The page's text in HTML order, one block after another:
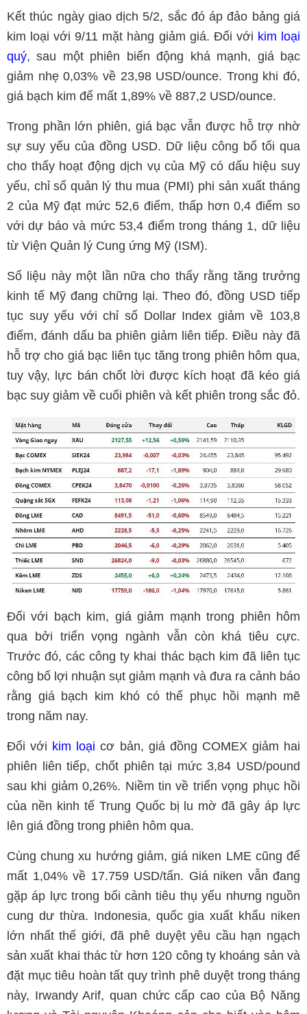
Kết thúc ngày giao dịch 5/2, sắc đó áp đảo bảng giá
kim loại với 9/11 mặt hàng giảm giá. Đối với kim loại
quý, sau một phiên biến động khá mạnh, giá bạc
giảm nhẹ 0,03% về 23,98 USD/ounce. Trong khi đó,
giá bạch kim để mất 1,89% về 887,2 USD/ounce.
Trong phần lớn phiên, giá bạc vẫn được hỗ trợ nhờ
sự suy yếu của đồng USD. Dữ liệu công bố tối qua
cho thấy hoạt động dịch vụ của Mỹ có dấu hiệu suy
yếu, chỉ số quản lý thu mua (PMI) phi sản xuất tháng
2 của Mỹ đạt mức 52,6 điểm, thấp hơn 0,4 điểm so
với dự báo và mức 53,4 điểm trong tháng 1, dữ liệu
từ Viện Quản lý Cung ứng Mỹ (ISM).
Số liệu này một lần nữa cho thấy rằng tăng trưởng
kinh tế Mỹ đang chững lại. Theo đó, đồng USD tiếp
tục suy yếu với chỉ số Dollar Index giảm về 103,8
điểm, đánh dấu ba phiên giảm liên tiếp. Điều này đã
hỗ trợ cho giá bạc liên tục tăng trong phiên hôm qua,
tuy vậy, lực bán chốt lời được kích hoạt đã kéo giá
bạc suy giảm về cuối phiên và kết phiên trong sắc đỏ.
Đối với bạch kim, giá giảm mạnh trong phiên hôm
qua bởi triển vọng ngành vẫn còn khá tiêu cực.
Trước đó, các công ty khai thác bạch kim đã liên tục
công bố lợi nhuận sụt giảm mạnh và đưa ra cảnh báo
rằng giá bạch kim khó có thể phục hồi mạnh mẽ
trong năm nay.
Đối với kim loại cơ bản, giá đồng COMEX giảm hai
phiên liên tiếp, chốt phiên tại mức 3,84 USD/pound
sau khi giảm 0,26%. Niềm tin về triển vọng phục hồi
của nền kinh tế Trung Quốc bị lu mờ đã gây áp lực
lên giá đồng trong phiên hôm qua.
Cùng chung xu hướng giảm, giá niken LME cũng để
mất 1,04% về 17.759 USD/tấn. Giá niken vẫn đang
gặp áp lực trong bối cảnh tiêu thụ yếu nhưng nguồn
cung dư thừa. Indonesia, quốc gia xuất khẩu niken
lớn nhất thế giới, đã phê duyệt yêu cầu hạn ngạch
sản xuất khai thác từ hơn 120 công ty khoáng sản và
đặt mục tiêu hoàn tất quy trình phê duyệt trong tháng
này, Irwandy Arif, quan chức cấp cao của Bộ Năng